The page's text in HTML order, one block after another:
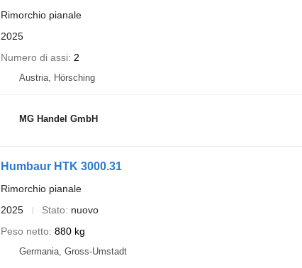
Rimorchio pianale
2025
Numero di assi 2
Austria, Hörsching
MG Handel GmbH
Humbaur HTK 3000.31
Rimorchio pianale
2025
Stato
nuovo
Peso netto 880 kg
Germania, Gross-Umstadt